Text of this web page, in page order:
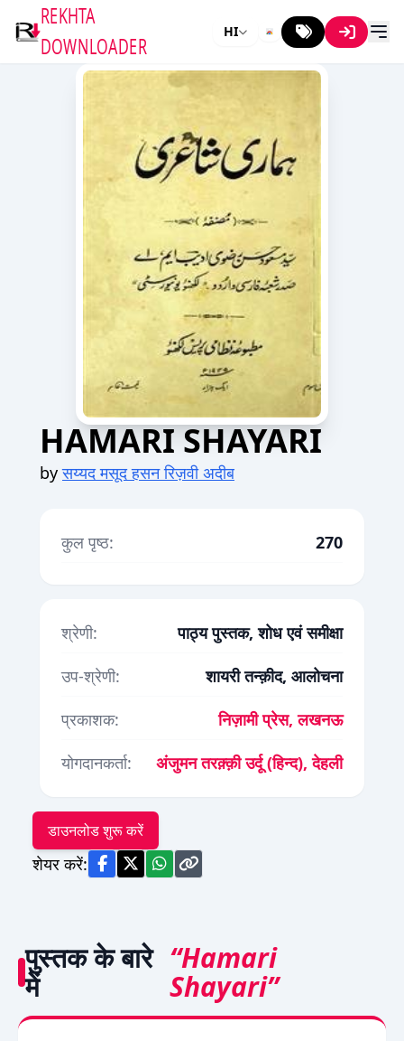
REKHTA
DOWNLOADER
HI
HAMARI SHAYARI
byसय्यद मसूद हसन रिज़वी अदीब
कुल पृष्ठ: 270
श्रेणी:
पाठ्य पुस्तक, शोध एवं समीक्षा
उप-श्रेणी:
शायरी तन्क़ीद, आलोचना
प्रकाशक:
निज़ामी प्रेस, लखनऊ
योगदानकर्ता:
अंजुमन तरक़्क़ी उर्दू (हिन्द), देहली
डाउनलोड शुरू करें
शेयर करें:
पुस्तक के बारे
में
“Hamari
Shayari”